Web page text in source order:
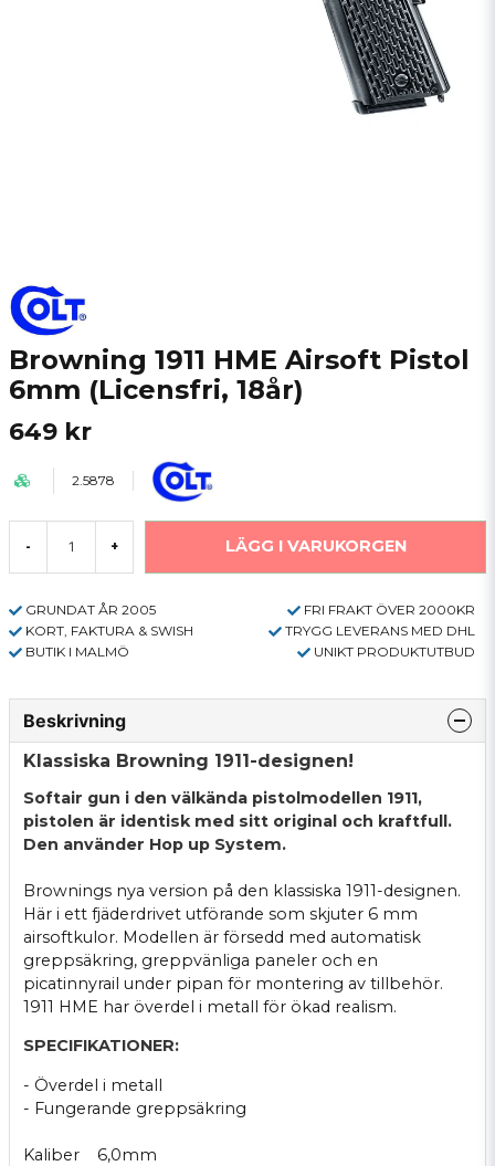
Browning 1911 HME Airsoft Pistol
6mm (Licensfri, 18år)
649 kr
2.5878
- + LÄGG I VARUKORGEN
GRUNDAT ÅR 2005
FRI FRAKT ÖVER 2000KR
KORT, FAKTURA & SWISH
TRYGG LEVERANS MED DHL
BUTIK I MALMÖ
UNIKT PRODUKTUTBUD
Beskrivning
Klassiska Browning 1911-designen!
Softair gun i den välkända pistolmodellen 1911,
pistolen är identisk med sitt original och kraftfull.
Den använder Hop up System.
Brownings nya version på den klassiska 1911-designen.
Här i ett fjäderdrivet utförande som skjuter 6 mm
airsoftkulor. Modellen är försedd med automatisk
greppsäkring, greppvänliga paneler och en
picatinnyrail under pipan för montering av tillbehör.
1911 HME har överdel i metall för ökad realism.
SPECIFIKATIONER:
- Överdel i metall
- Fungerande greppsäkring
Kaliber 6,0mm